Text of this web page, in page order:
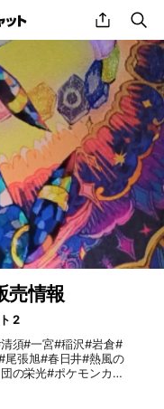
share
情報
2
須#一宮#稲沢#岩倉#
張旭#春日井#熱風の
の栄光#ポケモンカー